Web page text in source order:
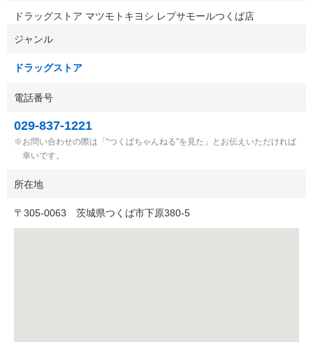
ドラッグストア マツモトキヨシ レプサモールつくば店
ジャンル
ドラッグストア
電話番号
029-837-1221
お問い合わせの際は「“つくばちゃんねる”を見た」とお伝えいただければ
幸いです。
所在地
〒 305-0063 茨城県つくば市下原380-5